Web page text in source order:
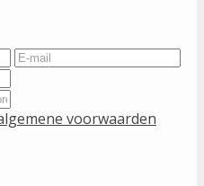
voorwaarden